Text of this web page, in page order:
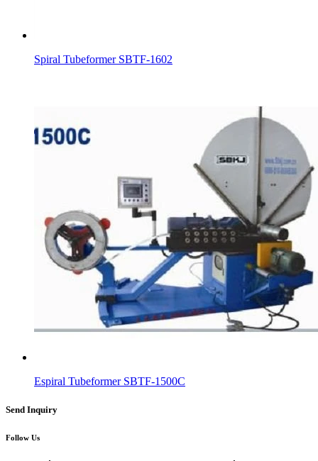
Spiral Tubeformer SBTF-1602
Espiral Tubeformer SBTF-1500C
Send Inquiry
Follow Us